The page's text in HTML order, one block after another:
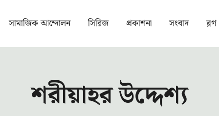
সামাজিক আন্দোলন সিরিজ প্রকাশনা সংবাদ ব্লগ
শরীয়াহর উদ্দেশ্য